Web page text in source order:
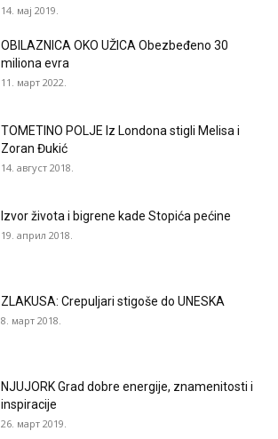
14. мај 2019.
OBILAZNICA OKO UŽICA Obezbeđeno 30
miliona evra
11. март 2022.
TOMETINO POLJE Iz Londona stigli Melisa i
Zoran Đukić
14. август 2018.
Izvor života i bigrene kade Stopića pećine
19. април 2018.
ZLAKUSA: Crepuljari stigoše do UNESKA
8. март 2018.
NJUJORK Grad dobre energije, znamenitosti i
inspiracije
26. март 2019.